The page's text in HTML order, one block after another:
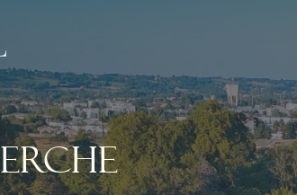
erche